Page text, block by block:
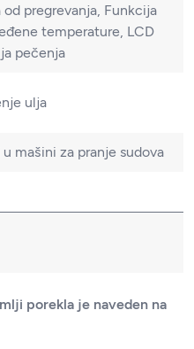
pregrevanja, Funkcija
temperature, LCD
pečenja
ulja
mašini za pranje sudova
porekla je naveden na